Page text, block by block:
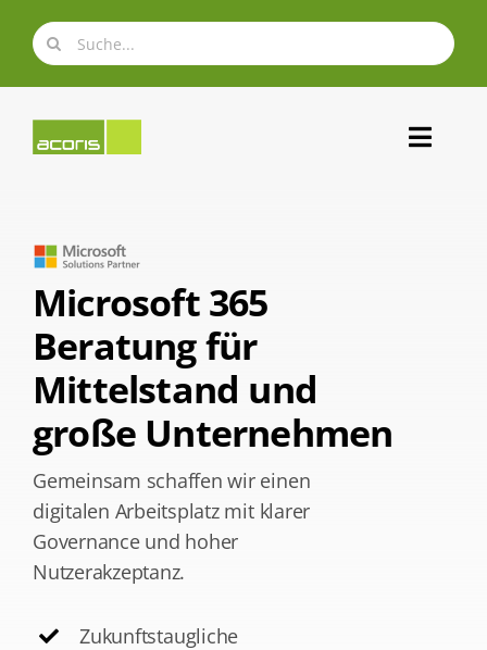
Inhalt
springen
Suche
nach:
Expertise
Portfolio
Karriere
Kontakt
Microsoft 365
Beratung für
Mittelstand und
große Unternehmen
Gemeinsam schaffen wir einen
digitalen Arbeitsplatz mit klarer
Governance und hoher
Nutzerakzeptanz.
Zukunftstaugliche